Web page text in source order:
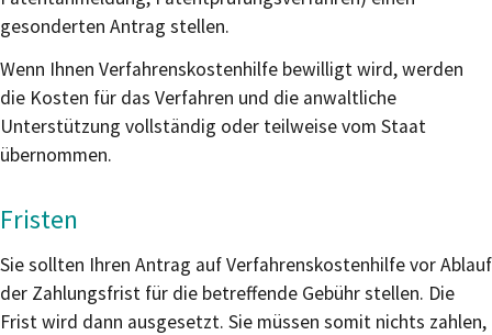
gesonderten Antrag stellen.
Wenn Ihnen Verfahrenskostenhilfe bewilligt wird, werden
die Kosten für das Verfahren und die anwaltliche
Unterstützung vollständig oder teilweise vom Staat
übernommen.
Fristen
Sie sollten Ihren Antrag auf Verfahrenskostenhilfe vor Ablauf
der Zahlungsfrist für die betreffende Gebühr stellen. Die
Frist wird dann ausgesetzt. Sie müssen somit nichts zahlen,